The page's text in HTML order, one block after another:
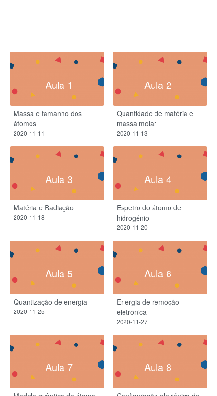
Aula 1
Massa e tamanho dos
átomos
2020-11-11
Aula 2
Quantidade de matéria e
massa molar
2020-11-13
Aula 3
Matéria e Radiação
2020-11-18
Aula 4
Espetro do átomo de
hidrogénio
2020-11-20
Aula 5
Quantização de energia
2020-11-25
Aula 6
Energia de remoção
eletrónica
2020-11-27
Aula 7 Aula 8